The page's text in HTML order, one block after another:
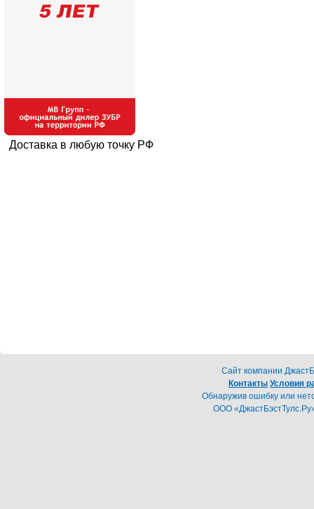
Доставка в любую точку РФ
Cайт компании
Контакты Условия
Обнаружив ошибку или
ООО